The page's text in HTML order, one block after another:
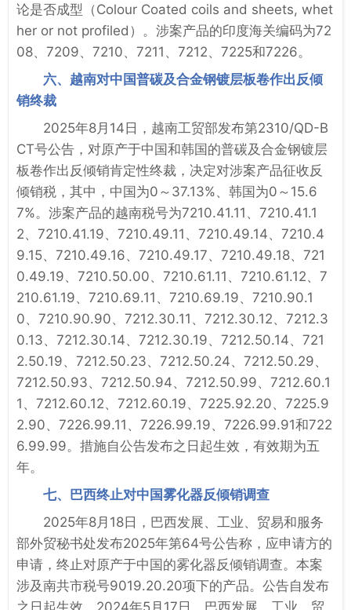
论是否成型（Colour Coated coils and sheets, whet
her or not profiled）。涉案产品的印度海关编码为72
08、7209、7210、7211、7212、7225和7226。
六、越南对中国普碳及合金钢镀层板卷作出反倾
销终裁
2025年8月14日，越南工贸部发布第2310/QD-B
CT号公告，对原产于中国和韩国的普碳及合金钢镀层
板卷作出反倾销肯定性终裁，决定对涉案产品征收反
倾销税，其中，中国为0­～37.13%、韩国为0­～15.6
7%。涉案产品的越南税号为7210.41.11、7210.41.1
2、7210.41.19、7210.49.11、7210.49.14、7210.4
9.15、7210.49.16、7210.49.17、7210.49.18、721
0.49.19、7210.50.00、7210.61.11、7210.61.12、7
210.61.19、7210.69.11、7210.69.19、7210.90.1
0、7210.90.90、7212.30.11、7212.30.12、7212.3
0.13、7212.30.14、7212.30.19、7212.50.14、721
2.50.19、7212.50.23、7212.50.24、7212.50.29、
7212.50.93、7212.50.94、7212.50.99、7212.60.1
1、7212.60.12、7212.60.19、7225.92.20、7225.9
2.90、7226.99.11、7226.99.19、7226.99.91和722
6.99.99。措施自公告发布之日起生效，有效期为五
年。
七、巴西终止对中国雾化器反倾销调查
2025年8月18日，巴西发展、工业、贸易和服务
部外贸秘书处发布2025年第64号公告称，应申请方的
申请，终止对原产于中国的雾化器反倾销调查。本案
涉及南共市税号9019.20.20项下的产品。公告自发布
之日起生效。2024年5月17日，巴西发展、工业、贸